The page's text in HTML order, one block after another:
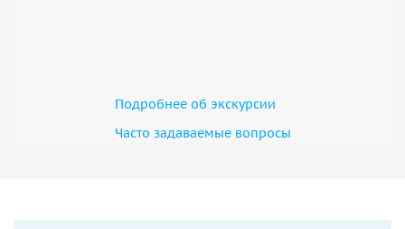
Подробнее об экскурсии
Часто задаваемые вопросы